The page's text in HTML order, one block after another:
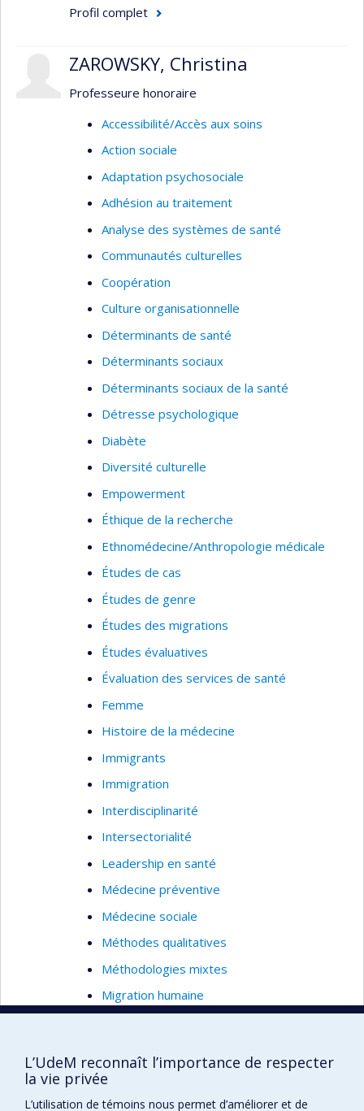
Profil complet
ZAROWSKY, Christina
Professeure honoraire
Accessibilité/Accès aux soins
Action sociale
Adaptation psychosociale
Adhésion au traitement
Analyse des systèmes de santé
Communautés culturelles
Coopération
Culture organisationnelle
Déterminants de santé
Déterminants sociaux
Déterminants sociaux de la santé
Détresse psychologique
Diabète
Diversité culturelle
Empowerment
Éthique de la recherche
Ethnomédecine/Anthropologie médicale
Études de cas
Études de genre
Études des migrations
Études évaluatives
Évaluation des services de santé
Femme
Histoire de la médecine
Immigrants
Immigration
Interdisciplinarité
Intersectorialité
Leadership en santé
Médecine préventive
Médecine sociale
Méthodes qualitatives
Méthodologies mixtes
Migration humaine
transition
L’UdeM reconnaît l’importance de respecter
la vie privée
L’utilisation de témoins nous permet d’améliorer et de